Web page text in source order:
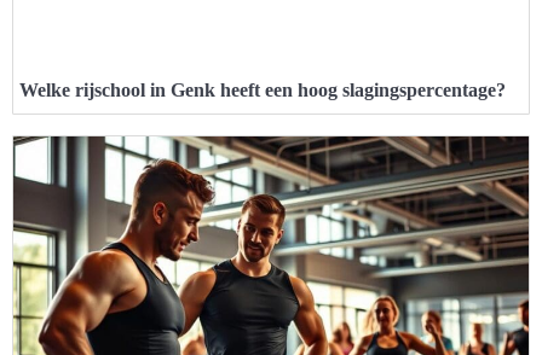
Welke rijschool in Genk heeft een hoog slagingspercentage?